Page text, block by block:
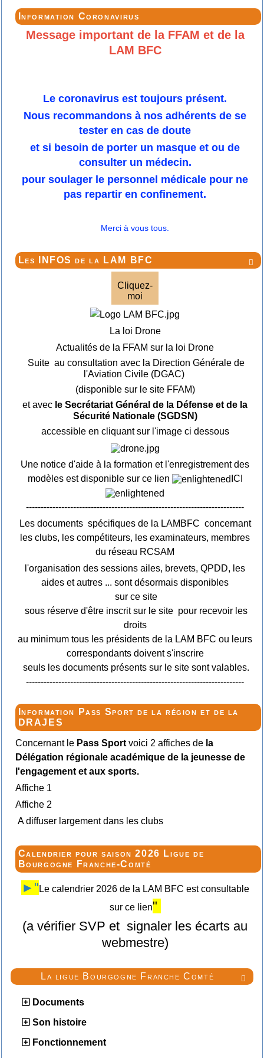

La ligue Bourgogne Franche Comté
Documents
Son histoire
Fonctionnement
Information Coronavirus
Message important de la FFAM et de la
LAM BFC
Le coronavirus est toujours présent.
Nous recommandons à nos adhérents de se
tester en cas de doute
et si besoin de porter un masque et ou de
consulter un médecin.
pour soulager le personnel médicale pour ne
pas repartir en confinement.
Merci à vous tous.

Les INFOS de la LAM BFC
Cliquez-
moi
La loi Drone
Actualités de la FFAM sur la loi Drone
Suite au consultation avec la Direction Générale de
l'Aviation Civile (DGAC)
(disponible sur le site FFAM)
et avec le Secrétariat Général de la Défense et de la
Sécurité Nationale (SGDSN)
accessible en cliquant sur l'image ci dessous
Une notice d'aide à la formation et l'enregistrement des
modèles est disponible sur ce lien
ICI
--------------------------------------------------------------------------
Les documents spécifiques de la LAMBFC concernant
les clubs, les compétiteurs, les examinateurs, membres
du réseau RCSAM
l'organisation des sessions ailes, brevets, QPDD, les
aides et autres ... sont désormais disponibles
sur ce site
sous réserve d'être inscrit sur le site pour recevoir les
droits
au minimum tous les présidents de la LAM BFC ou leurs
correspondants doivent s'inscrire
seuls les documents présents sur le site sont valables.
--------------------------------------------------------------------------
Information Pass Sport de la région et de la
DRAJES
Concernant lePass Sportvoici 2 affiches dela
Délégation régionale académique de la jeunesse de
l'engagement et aux sports.
Affiche 1
Affiche 2
A diffuser largement dans les clubs
Calendrier pour saison 2026 Ligue de
Bourgogne Franche-Comté
►" Le calendrier 2026 de la LAM BFC est consultable
sur ce lien"
(a vérifier SVP et signaler les écarts au
webmestre)